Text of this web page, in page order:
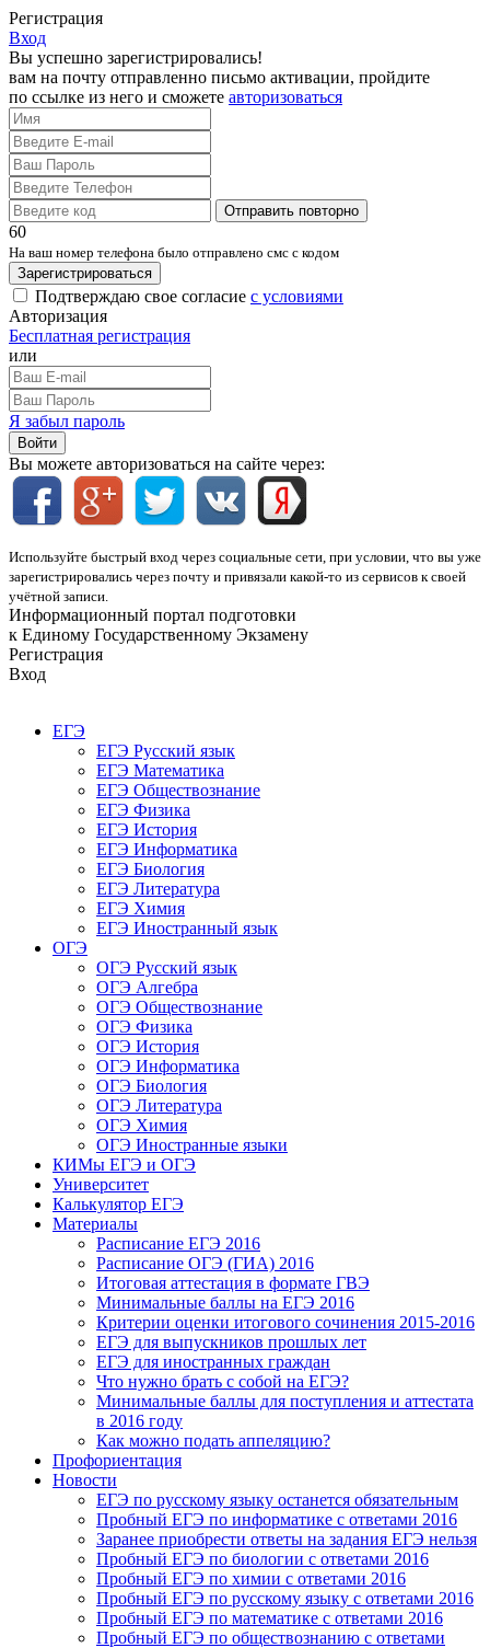
Регистрация
Вход
Вы успешно зарегистрировались!
вам на почту отправленно письмо активации, пройдите
по ссылке из него и сможете авторизоваться
Отправить повторно
60
На ваш номер телефона было отправлено смс с кодом
Зарегистрироваться
Подтверждаю свое согласие с условиями
Авторизация
Бесплатная регистрация
или
Я забыл пароль
Войти
Вы можете авторизоваться на сайте через:
Используйте быстрый вход через социальные сети, при условии, что вы уже
зарегистрировались через почту и привязали какой-то из сервисов к своей
учётной записи.
Информационный портал подготовки
к Единому Государственному Экзамену
Регистрация
Вход
ЕГЭ
ЕГЭ Русский язык
ЕГЭ Математика
ЕГЭ Обществознание
ЕГЭ Физика
ЕГЭ История
ЕГЭ Информатика
ЕГЭ Биология
ЕГЭ Литература
ЕГЭ Химия
ЕГЭ Иностранный язык
ОГЭ
ОГЭ Русский язык
ОГЭ Алгебра
ОГЭ Обществознание
ОГЭ Физика
ОГЭ История
ОГЭ Информатика
ОГЭ Биология
ОГЭ Литература
ОГЭ Химия
ОГЭ Иностранные языки
КИМы ЕГЭ и ОГЭ
Университет
Калькулятор ЕГЭ
Материалы
Расписание ЕГЭ 2016
Расписание ОГЭ (ГИА) 2016
Итоговая аттестация в формате ГВЭ
Минимальные баллы на ЕГЭ 2016
Критерии оценки итогового сочинения 2015-2016
ЕГЭ для выпускников прошлых лет
ЕГЭ для иностранных граждан
Что нужно брать с собой на ЕГЭ?
Минимальные баллы для поступления и аттестата
в 2016 году
Как можно подать аппеляцию?
Профориентация
Новости
ЕГЭ по русскому языку останется обязательным
Пробный ЕГЭ по информатике с ответами 2016
Заранее приобрести ответы на задания ЕГЭ нельзя
Пробный ЕГЭ по биологии с ответами 2016
Пробный ЕГЭ по химии с ответами 2016
Пробный ЕГЭ по русскому языку с ответами 2016
Пробный ЕГЭ по математике с ответами 2016
Пробный ЕГЭ по обществознанию с ответами